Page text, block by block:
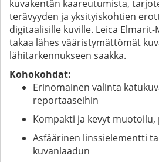
kuvakentän kaareutumista,
terävyyden ja yksityiskohtien
digitaalisille kuville. Leica Elmarit-
takaa lähes vääristymättömät
lähitarkennukseen saakka.
Kohokohdat:
Erinomainen valinta
reportaaseihin
Kompakti ja kevyt muotoilu,
Asfäärinen linssielementti
kuvanlaadun